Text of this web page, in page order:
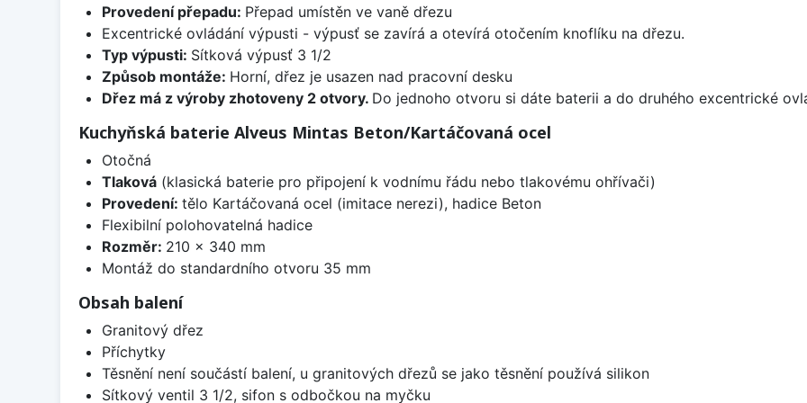
Provedení přepadu: Přepad umístěn ve vaně dřezu
Excentrické ovládání výpusti - výpusť se zavírá a otevírá otočením knoflíku na dřezu.
Typ výpusti: Sítková výpusť 3 1/2
Způsob montáže: Horní, dřez je usazen nad pracovní desku
Dřez má z výroby zhotoveny 2 otvory. Do jednoho otvoru si dáte baterii a do druhého excentrické
Kuchyňská baterie Alveus Mintas Beton/Kartáčovaná ocel
Otočná
Tlaková(klasická baterie pro připojení k vodnímu řádu nebo tlakovému ohřívači)
Provedení: tělo Kartáčovaná ocel (imitace nerezi), hadice Beton
Flexibilní polohovatelná hadice
Rozměr: 210 x 340 mm
Montáž do standardního otvoru 35 mm
Obsah balení
Granitový dřez
Příchytky
Těsnění není součástí balení, u granitových dřezů se jako těsnění používá silikon
Sítkový ventil 3 1/2, sifon s odbočkou na myčku